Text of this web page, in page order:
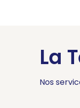
La
Nos